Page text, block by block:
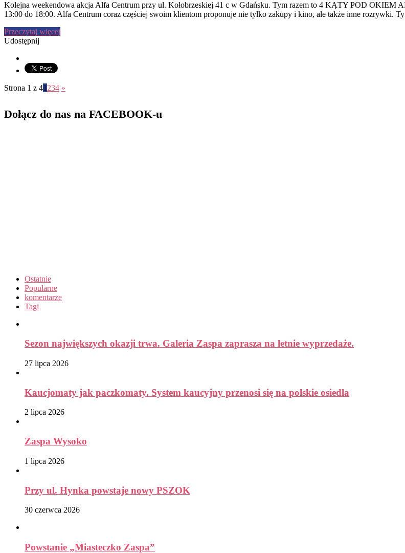
Kolejna weekendowa akcja Alfa Centrum przy ul. Kołobrzeskiej 41 c w Gdańsku. Tym razem to 4 KĄTY POD OKIEM
13:00 do 18:00. Alfa Centrum coraz częściej swoim klientom proponuje nie tylko zakupy i kino, ale także inne rozrywki.
Przeczytaj więcej
Udostępnij
Strona 1 z 41 234 »
Dołącz do nas na FACEBOOK-u
Ostatnie
Popularne
komentarze
Tagi
Sezon największych okazji trwa. Galeria Zaspa zaprasza na letnie wyprzedaże.
27 lipca 2026
Kaucjomaty jak paczkomaty. System kaucyjny przenosi się na polskie osiedla
2 lipca 2026
Zaspa Wysoko
1 lipca 2026
Przy ul. Hynka powstaje nowy PSZOK
30 czerwca 2026
Powstanie „Miasteczko Zaspa”